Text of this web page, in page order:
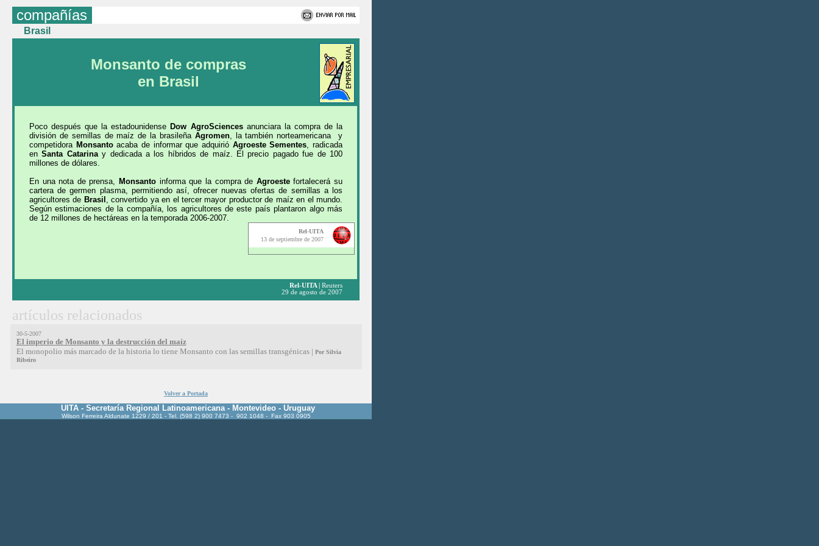
compañías
Brasil
Monsanto de compras
en Brasil
Poco después que la estadounidense Dow AgroSciencesanunciara la compra de la
división de semillas de maíz de la brasileña Agromen, la también norteamericana y
competidora Monsantoacaba de informar que adquirió Agroeste Sementes, radicada
enSanta Catarinay dedicada a los híbridos de maíz. El precio pagado fue de 100
millones de dólares.
En una nota de prensa, Monsanto informa que la compra de Agroestefortalecerá su
cartera de germen plasma, permitiendo así, ofrecer nuevas ofertas de semillas a los
agricultores de Brasil , convertido ya en el tercer mayor productor de maíz en el mundo.
Según estimaciones de la compañía, los agricultores de este país plantaron algo más
de 12 millones de hectáreas en la temporada 2006-2007.
Rel-UITA
13 de septiembre de 2007
Rel-UITA
Reuters
29 de agosto de 2007
artículos relacionados
30-5-2007
El imperio de Monsanto y la destrucción del maíz
El monopolio más marcado de la historia lo tiene Monsanto con las semillas transgénicas | Por Silvia
Ribeiro
Volver a Portada
UITA - Secretaría Regional Latinoamericana - Montevideo - Uruguay
Wilson Ferreira Aldunate 1229 / 201 - Tel. (598 2) 900 7473 - 902 1048 - Fax 903 0905